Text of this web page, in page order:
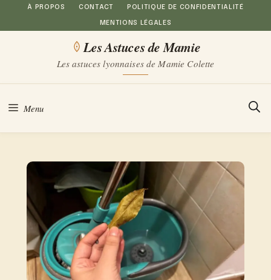
Aller
au
À PROPOS CONTACT POLITIQUE DE CONFIDENTIALITÉ
MENTIONS LÉGALES
Les Astuces de Mamie
Les astuces lyonnaises de Mamie Colette
Menu